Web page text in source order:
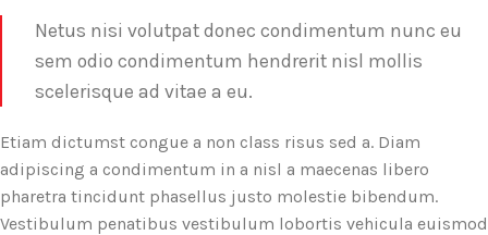
Netus nisi volutpat donec condimentum nunc eu
sem odio condimentum hendrerit nisl mollis
scelerisque ad vitae a eu.
Etiam dictumst congue a non class risus sed a. Diam
adipiscing a condimentum in a nisl a maecenas libero
pharetra tincidunt phasellus justo molestie bibendum.
Vestibulum penatibus vestibulum lobortis vehicula euismod